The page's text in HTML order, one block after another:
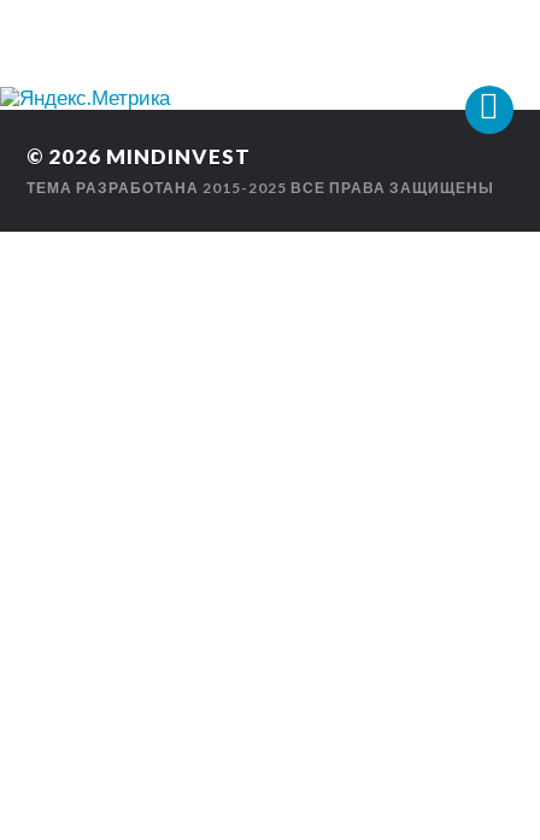
© 2026 MINDINVEST
ТЕМА РАЗРАБОТАНА 2015-2025 ВСЕ ПРАВА ЗАЩИЩЕНЫ